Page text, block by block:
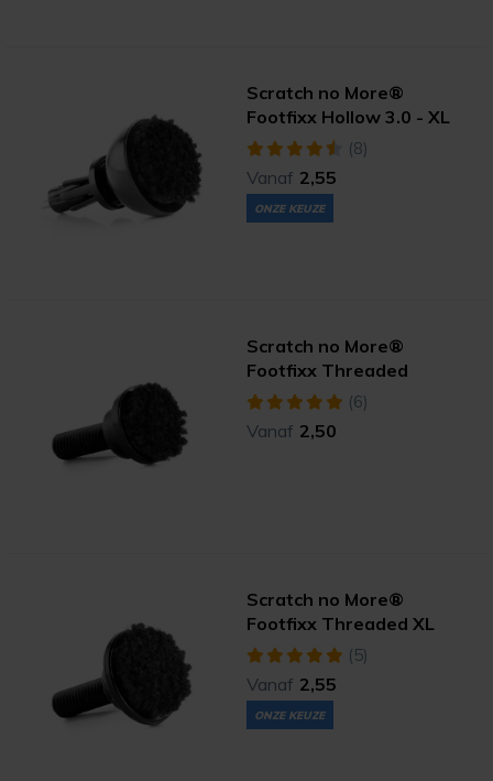
Scratch no More®
Footfixx Hollow 3.0 - XL
(8)
Vanaf 2,55
ONZE KEUZE
Scratch no More®
Footfixx Threaded
(6)
Vanaf 2,50
Scratch no More®
Footfixx Threaded XL
(5)
Vanaf 2,55
ONZE KEUZE